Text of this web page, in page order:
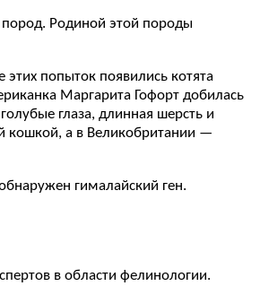
пород. Родиной этой породы
попыток появились котята
Маргарита Гофорт добилась
глаза, длинная шерсть и
кошкой, а в Великобритании —
гималайский ген.
в области фелинологии.